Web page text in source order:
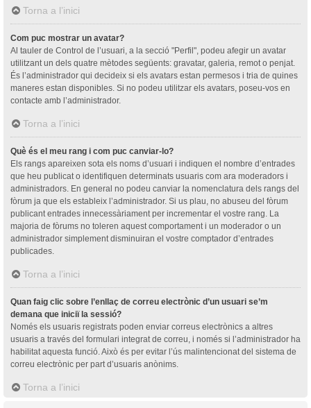
Torna a l’inici
Com puc mostrar un avatar?
Al tauler de Control de l’usuari, a la secció "Perfil", podeu afegir un avatar
utilitzant un dels quatre mètodes següents: gravatar, galeria, remot o penjat.
És l’administrador qui decideix si els avatars estan permesos i tria de quines
maneres estan disponibles. Si no podeu utilitzar els avatars, poseu-vos en
contacte amb l’administrador.
Torna a l’inici
Què és el meu rang i com puc canviar-lo?
Els rangs apareixen sota els noms d’usuari i indiquen el nombre d’entrades
que heu publicat o identifiquen determinats usuaris com ara moderadors i
administradors. En general no podeu canviar la nomenclatura dels rangs del
fòrum ja que els estableix l’administrador. Si us plau, no abuseu del fòrum
publicant entrades innecessàriament per incrementar el vostre rang. La
majoria de fòrums no toleren aquest comportament i un moderador o un
administrador simplement disminuiran el vostre comptador d’entrades
publicades.
Torna a l’inici
Quan faig clic sobre l’enllaç de correu electrònic d’un usuari se’m
demana que iniciï la sessió?
Només els usuaris registrats poden enviar correus electrònics a altres
usuaris a través del formulari integrat de correu, i només si l’administrador ha
habilitat aquesta funció. Això és per evitar l’ús malintencionat del sistema de
correu electrònic per part d’usuaris anònims.
Torna a l’inici